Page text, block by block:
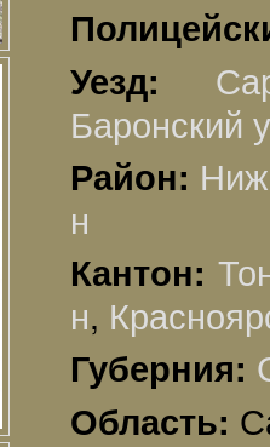
Уезд:
Баронский
Район:
н
Кантон:
н,
Губерния:
Область: